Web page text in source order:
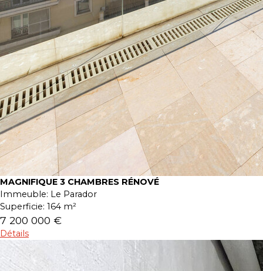
MAGNIFIQUE 3 CHAMBRES RÉNOVÉ
Immeuble: Le Parador
Superficie: 164 m²
7 200 000 €
Détails